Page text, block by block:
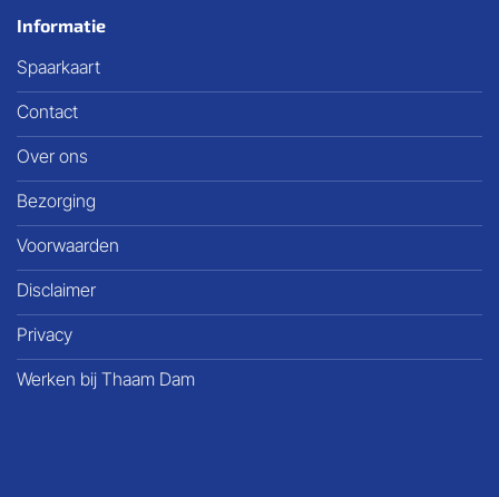
Informatie
Spaarkaart
Contact
Over ons
Bezorging
Voorwaarden
Disclaimer
Privacy
Werken bij Thaam Dam